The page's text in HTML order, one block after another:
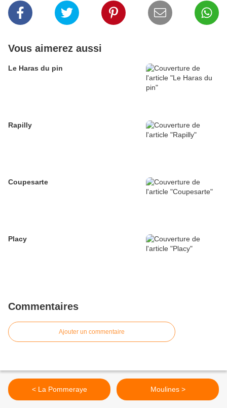
Vous aimerez aussi
Le Haras du pin
Rapilly
Coupesarte
Placy
Commentaires
Ajouter un commentaire
< La Pommeraye Moulines >